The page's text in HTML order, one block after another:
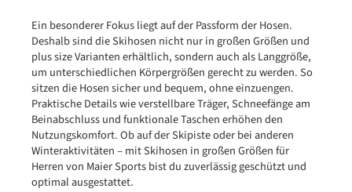
Ein besonderer Fokus liegt auf der Passform der Hosen.
Deshalb sind die Skihosen nicht nur in großen Größen und
plus size Varianten erhältlich, sondern auch als Langgröße,
um unterschiedlichen Körpergrößen gerecht zu werden. So
sitzen die Hosen sicher und bequem, ohne einzuengen.
Praktische Details wie verstellbare Träger, Schneefänge am
Beinabschluss und funktionale Taschen erhöhen den
Nutzungskomfort. Ob auf der Skipiste oder bei anderen
Winteraktivitäten – mit Skihosen in großen Größen für
Herren von Maier Sports bist du zuverlässig geschützt und
optimal ausgestattet.